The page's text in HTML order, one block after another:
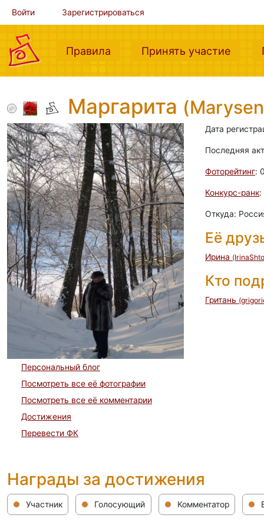
Войти Зарегистрироваться
Правила (current)Принять участие
Маргарита
Персональный блог
Посмотреть все её фотографии
Посмотреть все её комментарии
Достижения
Перевести ФК
Дата
Последняя
Фоторейтинг:
Конкурс-ранк:
Откуда:
Её
Ирина
Кто
Гритань
Награды за достижения
Участник Голосующий Комментатор